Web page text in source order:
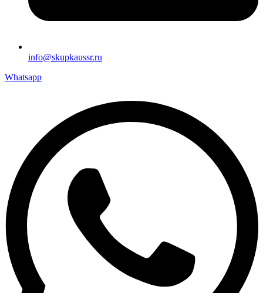
info@skupkaussr.ru
Whatsapp